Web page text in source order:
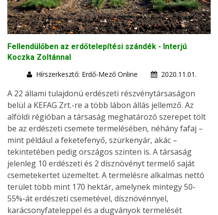
Fellendülőben az erdőtelepítési szándék - Interjú
Koczka Zoltánnal
Hírszerkesztő: Erdő-Mező Online
2020.11.01.
A 22 állami tulajdonú erdészeti részvénytársaságon
belül a KEFAG Zrt.-re a több lábon állás jellemző. Az
alföldi régióban a társaság meghatározó szerepet tölt
be az erdészeti csemete termelésében, néhány fafaj –
mint például a feketefenyő, szürkenyár, akác –
tekintetében pedig országos szinten is. A társaság
jelenleg 10 erdészeti és 2 dísznövényt termelő saját
csemetekertet üzemeltet. A termelésre alkalmas nettó
terület több mint 170 hektár, amelynek mintegy 50-
55%-át erdészeti csemetével, dísznövénnyel,
karácsonyfateleppel és a dugványok termelését